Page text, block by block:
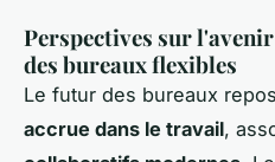
Perspectives sur
des bureaux flexibles
Le futur des bureaux
accrue dans le travail,